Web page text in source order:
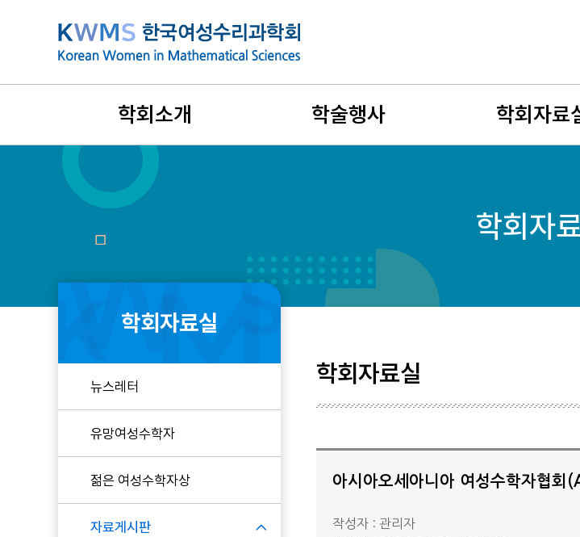
학회소개
설립목적과 연혁
현임원
역대임원
KWMS 후원
학술행사
리더스포럼
겨울워크숍
학회자료
유망여성수학자
자료게시판
학회자
학회자료실
뉴스레터
유망여성수학자
젊은 여성수학자상
자료게시판
학회자료실
아시아오세아니아 여성수학자협회
작성자 : 관리자